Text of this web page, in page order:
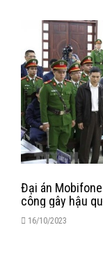
Đại án
công gây hậu
16/10/2023